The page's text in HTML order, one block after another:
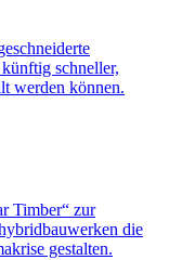
schneller,
werden können.
Timber“ zur
die
gestalten.